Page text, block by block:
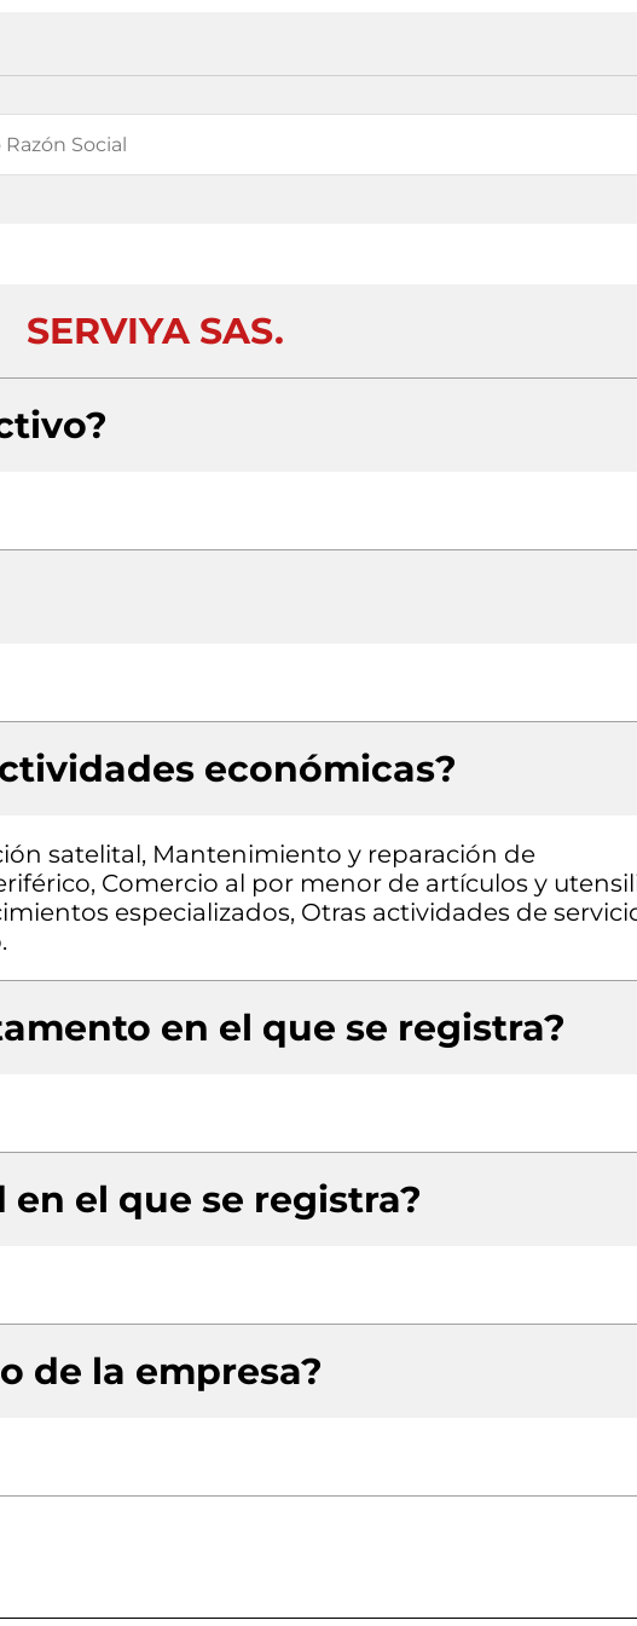
SERVIYA SAS.
económicas?
satelital, Mantenimiento y reparación de
Comercio al por menor de artículos y
especializados, Otras actividades de
en el que se registra?
en el que se registra?
de la empresa?